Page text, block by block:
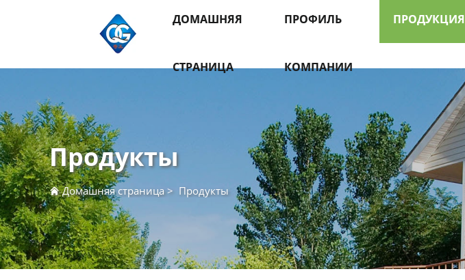
ДОМАШНЯЯ
СТРАНИЦА
ПРОФИЛЬ
КОМПАНИИ
ПРОДУКЦИЯ
Продукты
Домашняя страница> Продукты